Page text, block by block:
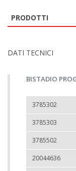
PRODOTTI
DATI TECNICI
BISTADIO
3785302
3785303
3785502
20044636